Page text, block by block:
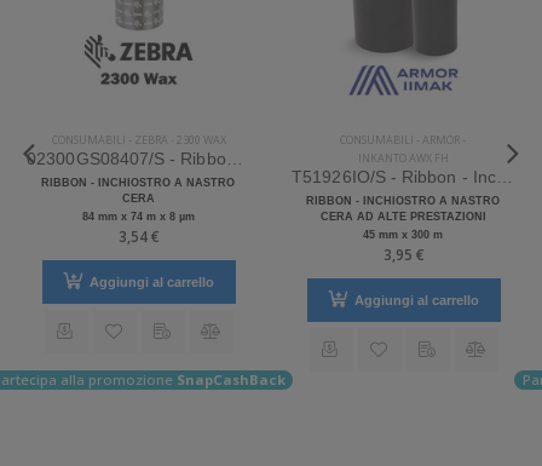
CONSUMABILI - ZEBRA - 2300 WAX
RIBBON - INCHIOSTRO A NASTRO
CERA
84 mm x 74 m x 8 µm
3,54 €
Aggiungi al carrello
alla promozione SnapCashBack
CONSUMABILI -ARMOR -
INKANTO AWX FH
T51926IO/S - Ribbon - Inchiostro a nastro Armor Inkanto AWX FH
RIBBON - INCHIOSTRO A NASTRO
CERA AD ALTE PRESTAZIONI
45 mm x 300 m
3,95 €
Aggiungi al carrello